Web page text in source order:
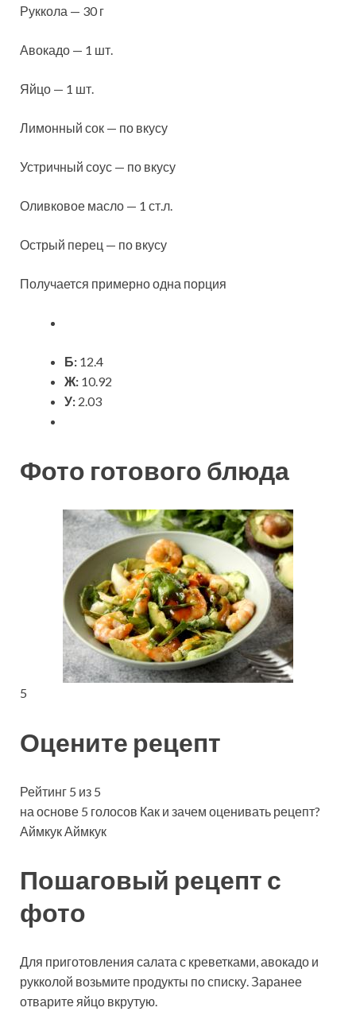
Руккола — 30 г
Авокадо — 1 шт.
Яйцо — 1 шт.
Лимонный сок — по вкусу
Устричный соус — по вкусу
Оливковое масло — 1 ст.л.
Острый перец — по вкусу
Получается примерно одна порция
Б: 12.4
Ж: 10.92
У: 2.03
Фото готового блюда
5
Оцените рецепт
Рейтинг 5 из 5
на основе 5 голосов Как и зачем оценивать рецепт?
Аймкук Аймкук
Пошаговый рецепт с
фото
Для приготовления салата с креветками, авокадо и
рукколой возьмите продукты по списку. Заранее
отварите яйцо вкрутую.